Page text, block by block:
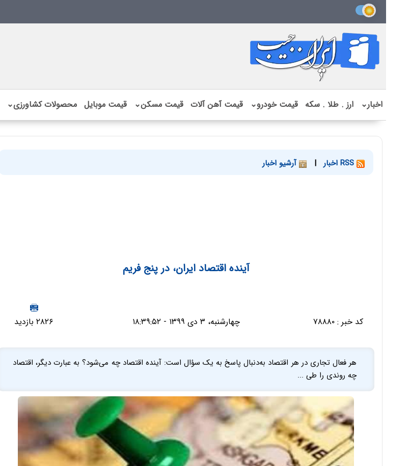
اخبار⌄ ارز . طلا . سکه قیمت خودرو⌄ قیمت آهن آلات قیمت مسکن⌄ قیمت موبایل محصولات کشاورزی⌄
| آرشیو اخبار
آینده اقتصاد ایران، در پنج فریم
کد خبر : ۷۸۸۸۰ چهارشنبه، ۳ دی ۱۳۹۹ - ۱۸:۳۹:۵۲ ۲۸۲۶ بازدید
هر فعال تجاری در هر اقتصاد به‌دنبال پاسخ به یک سؤال است: آینده اقتصاد چه می‌شود؟ به عبارت دیگر، اقتصاد
چه روندی را طی ...